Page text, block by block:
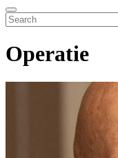
Operatie